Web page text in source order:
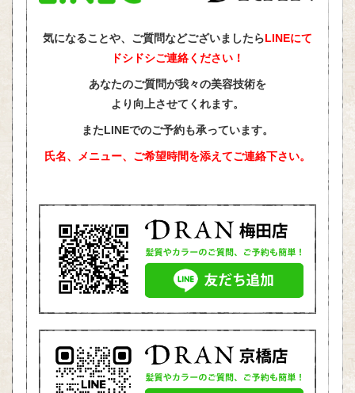
気になることや、ご質問などございましたら LINEにて
ドシドシご連絡ください！
あなたのご質問が我々の美容技術を
より向上させてくれます。
またLINEでのご予約も承っています。
氏名、メニュー、ご希望時間を添えてご連絡下さい。